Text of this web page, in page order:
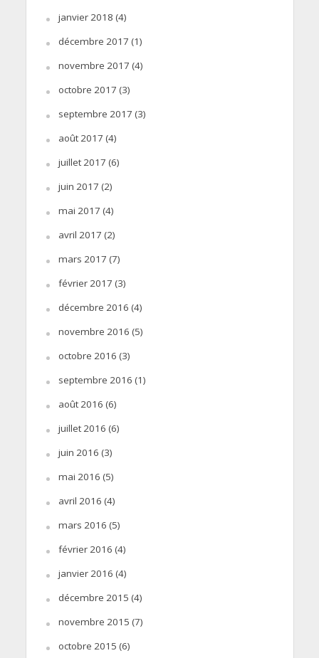
janvier 2018 (4)
décembre 2017 (1)
novembre 2017 (4)
octobre 2017 (3)
septembre 2017 (3)
août 2017 (4)
juillet 2017 (6)
juin 2017 (2)
mai 2017 (4)
avril 2017 (2)
mars 2017 (7)
février 2017 (3)
décembre 2016 (4)
novembre 2016 (5)
octobre 2016 (3)
septembre 2016 (1)
août 2016 (6)
juillet 2016 (6)
juin 2016 (3)
mai 2016 (5)
avril 2016 (4)
mars 2016 (5)
février 2016 (4)
janvier 2016 (4)
décembre 2015 (4)
novembre 2015 (7)
octobre 2015 (6)